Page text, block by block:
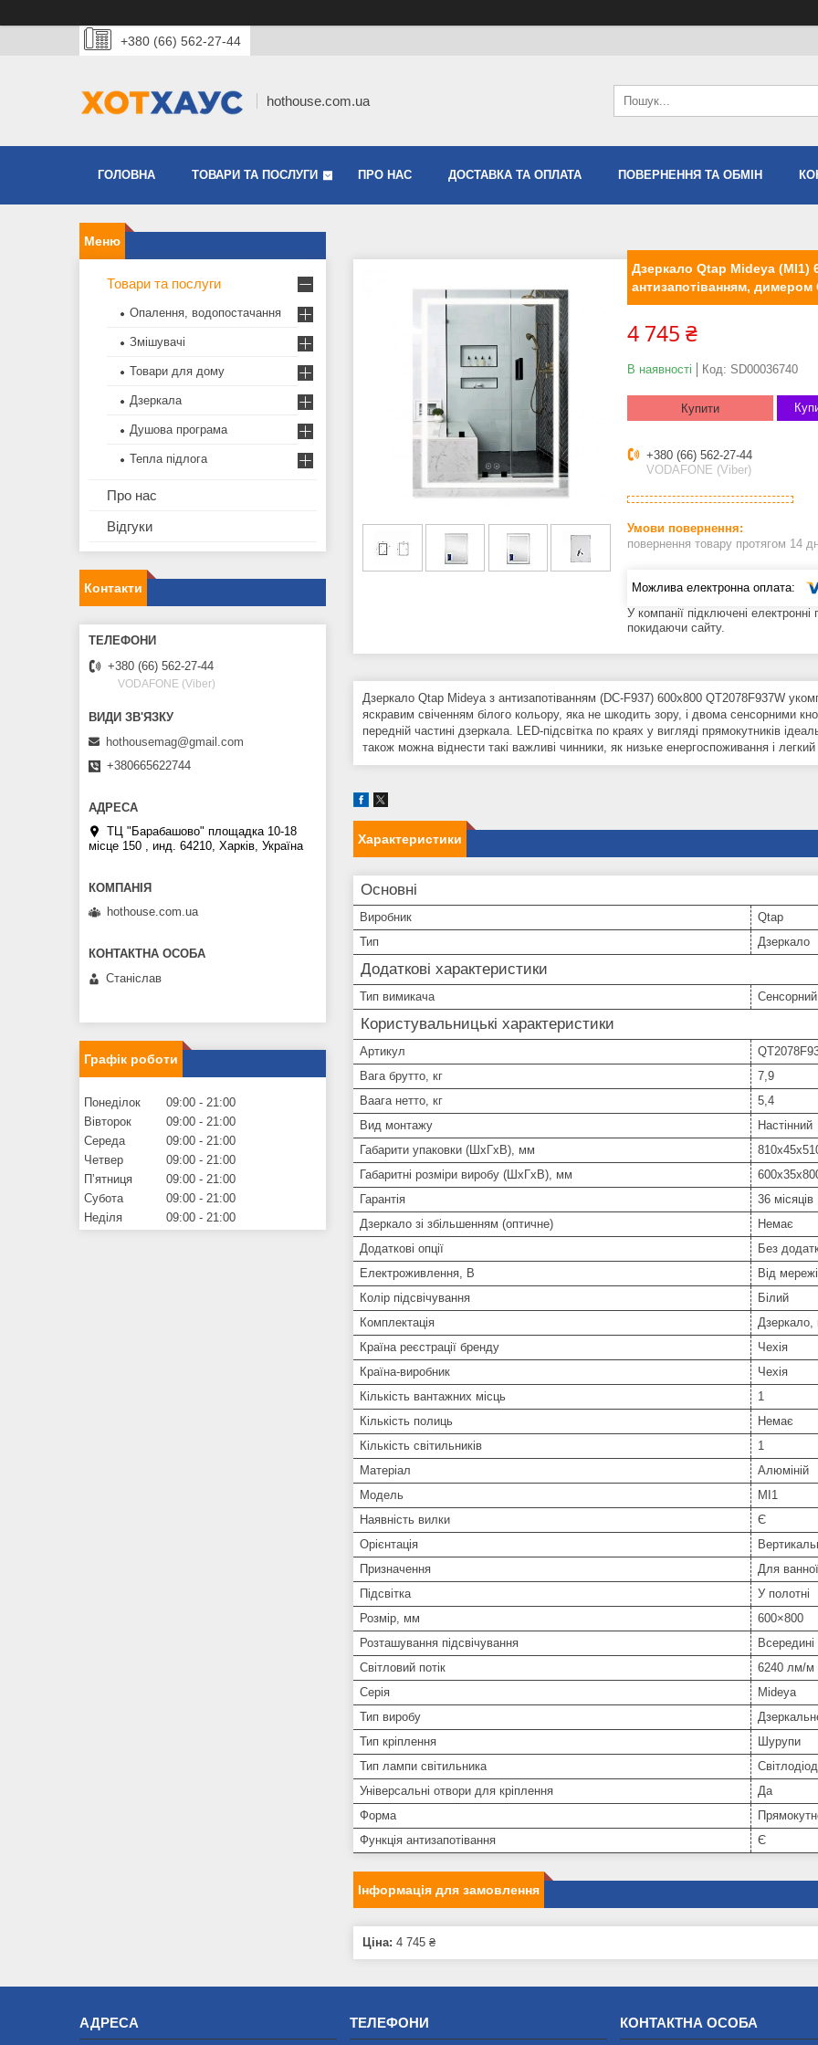
+380 (66) 562-27-44
hothouse.com.ua
ГОЛОВНА ТОВАРИ ТА ПОСЛУГИ ПРО НАС ДОСТАВКА ТА ОПЛАТА ПОВЕРНЕННЯ ТА ОБМІН
Дзеркало Qtap Mideya (MI1)
антизапотіванням, димером
4 745 ₴
В наявності Код: SD00036740
Купити
+380 (66) 562-27-44
VODAFONE (Viber)
повернення товару протягом 14
У компанії підключені
покидаючи сайту.
Дзеркало Qtap Mideya з антизапотіванням (DC-F937) 600х800 QT2078F937W
яскравим свіченням білого кольору, яка не шкодить зору, і двома сенсорними
передній частині дзеркала. LED-підсвітка по краях у вигляді прямокутників
також можна віднести такі важливі чинники, як низьке енергоспоживання і
Характеристики
Основні
Виробник
Qtap
Тип
Дзеркало
Додаткові характеристики
Тип вимикача Сенсорний
Користувальницькі характеристики
Артикул
Вага брутто, кг
7,9
Ваага нетто, кг
5,4
Вид монтажу
Настінний
Габарити упаковки (ШхГхВ), мм
Габаритні розміри виробу (ШхГхВ), мм
Гарантія
36 місяців
Дзеркало зі збільшенням (оптичне)
Немає
Додаткові опції
Без
Електроживлення, В
Від
Колір підсвічування
Білий
Комплектація
Дзеркало,
Країна реєстрації бренду
Чехія
Країна-виробник
Чехія
Кількість вантажних місць
1
Кількість полиць
Немає
Кількість світильників
1
Матеріал
Алюміній
Мoдель
MI1
Наявність вилки
Є
Орієнтація
Призначення
Для
Підсвітка
У полотні
Розмір, мм
600×800
Розташування підсвічування
Світловий потік
6240 лм/м
Серія
Mideya
Тип виробу
Тип кріплення
Шурупи
Тип лампи світильника
Універсальні отвори для кріплення
Да
Форма
Функція антизапотівання
Є
Інформація для замовлення
Ціна: 4 745 ₴
Товари та послуги
Опалення, водопостачання
Змішувачі
Товари для дому
Дзеркала
Душова програма
Тепла підлога
Про нас
Відгуки
Контакти
+380 (66) 562-27-44
VODAFONE (Viber)
hothousemag@gmail.com
+380665622744
ТЦ "Барабашово" площадка 10-18
місце 150 , инд. 64210, Харків, Україна
hothouse.com.ua
Станіслав
Графік роботи
Понеділок 09:00
21:00
Вівторок
09:00
21:00
Середа
09:00
21:00
Четвер
09:00
21:00
Пʼятниця
09:00
21:00
Субота
09:00
21:00
Неділя
09:00 21:00